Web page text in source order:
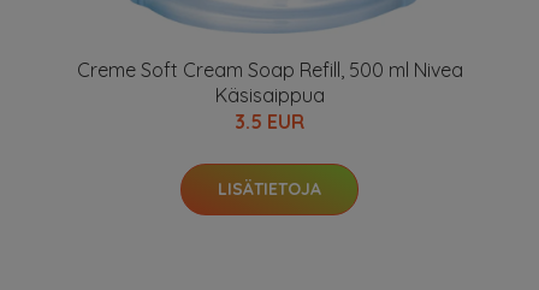
Creme Soft Cream Soap Refill, 500 ml Nivea
Käsisaippua
3.5 EUR
LISÄTIETOJA